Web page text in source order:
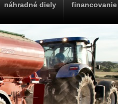
náhradné diely financovanie